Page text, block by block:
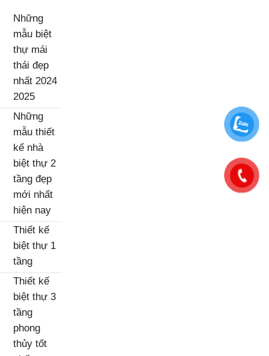
Những
mẫu biệt
thự mái
thái đẹp
nhất 2024
2025
Những
mẫu thiết
kế nhà
biệt thự 2
tầng đẹp
mới nhất
hiện nay
Thiết kế
biệt thự 1
tầng
Thiết kế
biệt thự 3
tầng
phong
thủy tốt